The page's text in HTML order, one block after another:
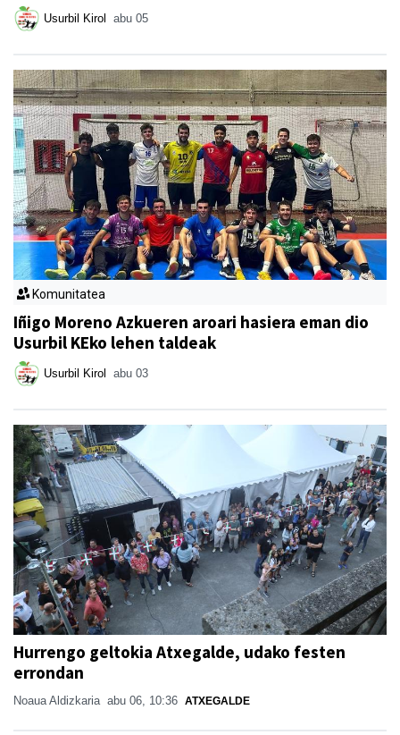
Usurbil Kirol abu 05
Komunitatea
Iñigo Moreno Azkueren aroari hasiera eman dio
Usurbil KEko lehen taldeak
Usurbil Kirol abu 03
Hurrengo geltokia Atxegalde, udako festen
errondan
Noaua Aldizkaria abu 06, 10:36 ATXEGALDE